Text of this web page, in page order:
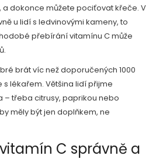
a dokonce můžete pociťovat křeče. V
u lidí s ledvinovými kameny, to
přebírání vitamínu C může
brát víc než doporučených 1000
lékařem. Většina lidí přijme
– třeba citrusy, paprikou nebo
měly být jen doplňkem, ne
C správně a